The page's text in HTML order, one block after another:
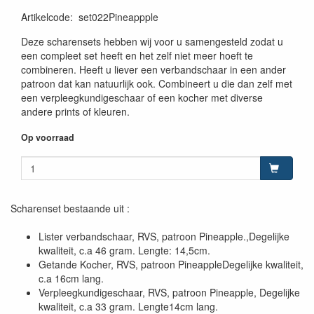
Artikelcode: set022Pineappple
Deze scharensets hebben wij voor u samengesteld zodat u
een compleet set heeft en het zelf niet meer hoeft te
combineren. Heeft u liever een verbandschaar in een ander
patroon dat kan natuurlijk ook. Combineert u die dan zelf met
een verpleegkundigeschaar of een kocher met diverse
andere prints of kleuren.
Op voorraad
Scharenset bestaande uit :
Lister verbandschaar, RVS, patroon Pineapple.,Degelijke
kwaliteit, c.a 46 gram. Lengte: 14,5cm.
Getande Kocher, RVS, patroon PineappleDegelijke kwaliteit,
c.a 16cm lang.
Verpleegkundigeschaar, RVS, patroon Pineapple, Degelijke
kwaliteit, c.a 33 gram. Lengte14cm lang.